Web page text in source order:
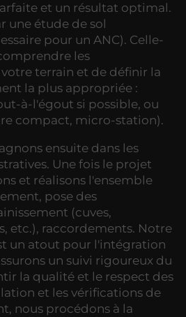
et un résultat optimal.
une étude de sol
pour un ANC). Celle-
les
terrain et de définir la
la plus appropriée :
à-l'égout si possible, ou
compact, micro-station).
ensuite dans les
Une fois le projet
et réalisons l'ensemble
pose des
(cuves,
etc.), raccordements. Notre
un atout pour l'intégration
un suivi rigoureux du
la qualité et le respect des
et les vérifications de
nous procédons à la